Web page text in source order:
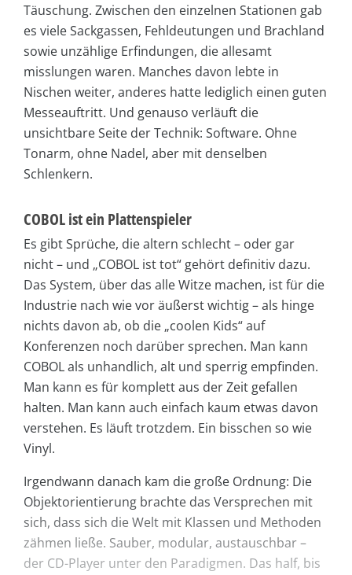
Täuschung. Zwischen den einzelnen Stationen gab
es viele Sackgassen, Fehldeutungen und Brachland
sowie unzählige Erfindungen, die allesamt
misslungen waren. Manches davon lebte in
Nischen weiter, anderes hatte lediglich einen guten
Messeauftritt. Und genauso verläuft die
unsichtbare Seite der Technik: Software. Ohne
Tonarm, ohne Nadel, aber mit denselben
Schlenkern.
COBOL ist ein Plattenspieler
Es gibt Sprüche, die altern schlecht – oder gar
nicht – und „COBOL ist tot“ gehört definitiv dazu.
Das System, über das alle Witze machen, ist für die
Industrie nach wie vor äußerst wichtig – als hinge
nichts davon ab, ob die „coolen Kids“ auf
Konferenzen noch darüber sprechen. Man kann
COBOL als unhandlich, alt und sperrig empfinden.
Man kann es für komplett aus der Zeit gefallen
halten. Man kann auch einfach kaum etwas davon
verstehen. Es läuft trotzdem. Ein bisschen so wie
Vinyl.
Irgendwann danach kam die große Ordnung: Die
Objektorientierung brachte das Versprechen mit
sich, dass sich die Welt mit Klassen und Methoden
zähmen ließe. Sauber, modular, austauschbar –
der CD-Player unter den Paradigmen. Das half, bis